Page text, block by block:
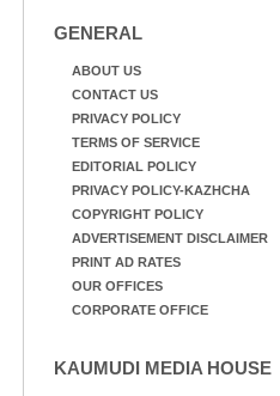
GENERAL
ABOUT US
CONTACT US
PRIVACY POLICY
TERMS OF SERVICE
EDITORIAL POLICY
PRIVACY POLICY-KAZHCHA
COPYRIGHT POLICY
ADVERTISEMENT DISCLAIMER
PRINT AD RATES
OUR OFFICES
CORPORATE OFFICE
KAUMUDI MEDIA HOUSE